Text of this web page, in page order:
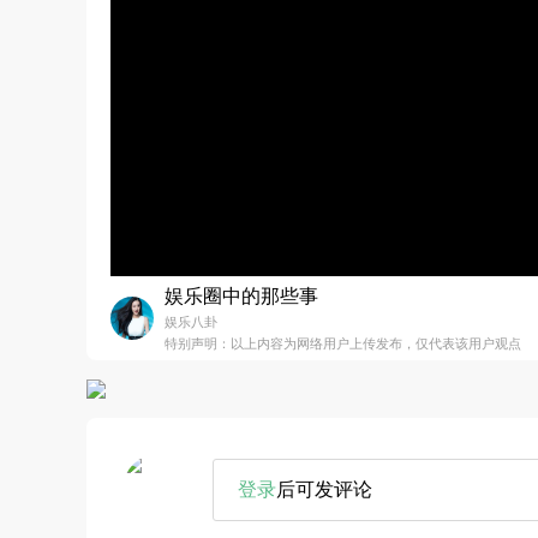
娱乐圈中的那些事
娱乐八卦
特别声明：以上内容为网络用户上传发布，仅代表该用户观点
登录后可发评论